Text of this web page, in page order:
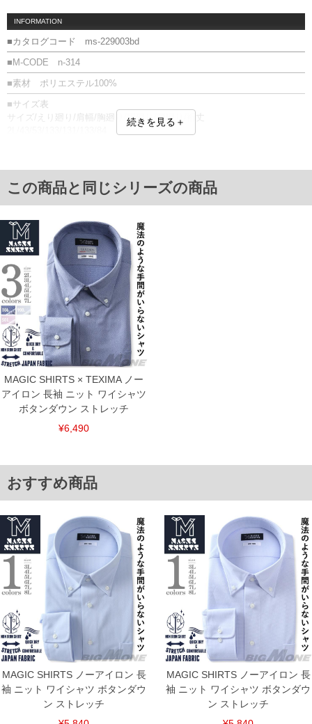
INFORMATION
■カタログコード ms-229003bd
■M-CODE n-314
■素材 ポリエステル100%
■サイズ表
サイズ/えり廻り/肩幅/胸廻り/胴廻り/腰廻り/裄丈
5L/49/59/151/149/151/88
6L/51/61/157/155/157/90
7L/53/63/163/161/163/90
※【返品交換について】
返品交換希望の方は、商品到着後1週間以内にご連絡ください。
下着(肌着)やワイシャツは商品の性質上、返品交換不可とさせて頂いております。予め
ご了承くださいませ。
※【ボトムの裾上げをご希望の場合】
裾上げ料金は500円+税となります。
備考欄に股下●cmとご記入下さい。（裾上げ無料対象商品は1本につき税込6,000円以
上の品が対象。1本5,999円以下の商品は有料（500円+税）となります。）
出荷まで約1週間～20日間程お時間を頂く場合がございます。
尚、裾上げした商品は返品・交換不可となりますので、予めご了承下さい。
一部、お直しに対応出来ない商品がございます。(例：裾にファスナーや調節ひもが付
いている、極端なデザインが施されている等)
※商品によって若干のサイズの誤差がございます。また、お客様がご使用の環境（コ
ンピュータ画面）によって、商品の色味が若干異なる場合がございます。予めご了承
ください。
※当店での掲載商品は、実店鋪と在庫を共用しておりますので店頭での売り違い、店
舗からのお取り寄せ等により、お客様にご迷惑をお掛けしてしまう場合がございま
す。そのようなことがない様最大限に努めておりますが、もしあった場合速やかにご
ITEM INTRODUCTION
続きを見る＋
この商品と同じシリーズの商品
MAGIC SHIRTS × TEXIMA ノー
アイロン 長袖 ニット ワイシャツ
ボタンダウン ストレッチ
¥6,490
おすすめ商品
MAGIC SHIRTS ノーアイロン 長
袖 ニット ワイシャツ ボタンダウ
ン ストレッチ
MAGIC SHIRTS ノーアイロン 長
袖 ニット ワイシャツ ボタンダウ
ン ストレッチ